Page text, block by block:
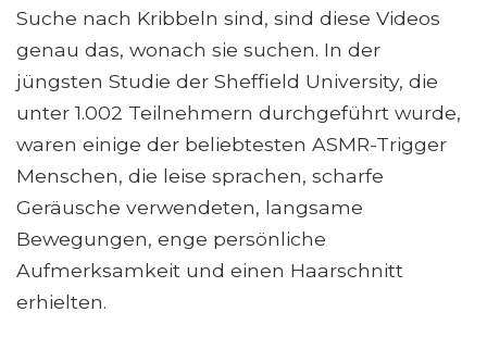
Suche nach Kribbeln sind, sind diese Videos
genau das, wonach sie suchen. In der
jüngsten Studie der Sheffield University, die
unter 1.002 Teilnehmern durchgeführt wurde,
waren einige der beliebtesten ASMR-Trigger
Menschen, die leise sprachen, scharfe
Geräusche verwendeten, langsame
Bewegungen, enge persönliche
Aufmerksamkeit und einen Haarschnitt
erhielten.